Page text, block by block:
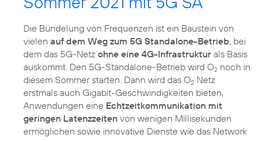
Die Bündelung von Frequenzen ist ein Baustein von
vielen auf dem Weg zum 5G Standalone-Betrieb, bei
dem das 5G-Netz ohne eine 4G-Infrastruktur als Basis
auskommt. Den 5G-Standalone-Betrieb wird O2 noch in
diesem Sommer starten. Dann wird das O2 Netz
erstmals auch Gigabit-Geschwindigkeiten bieten,
Anwendungen eine Echtzeitkommunikation mit
geringen Latenzzeiten von wenigen Millisekunden
ermöglichen sowie innovative Dienste wie das Network